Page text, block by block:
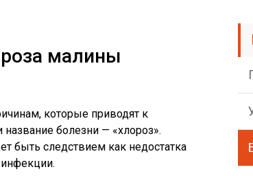
малины
которые приводят к
болезни — «хлороз».
быть следствием как недостатка